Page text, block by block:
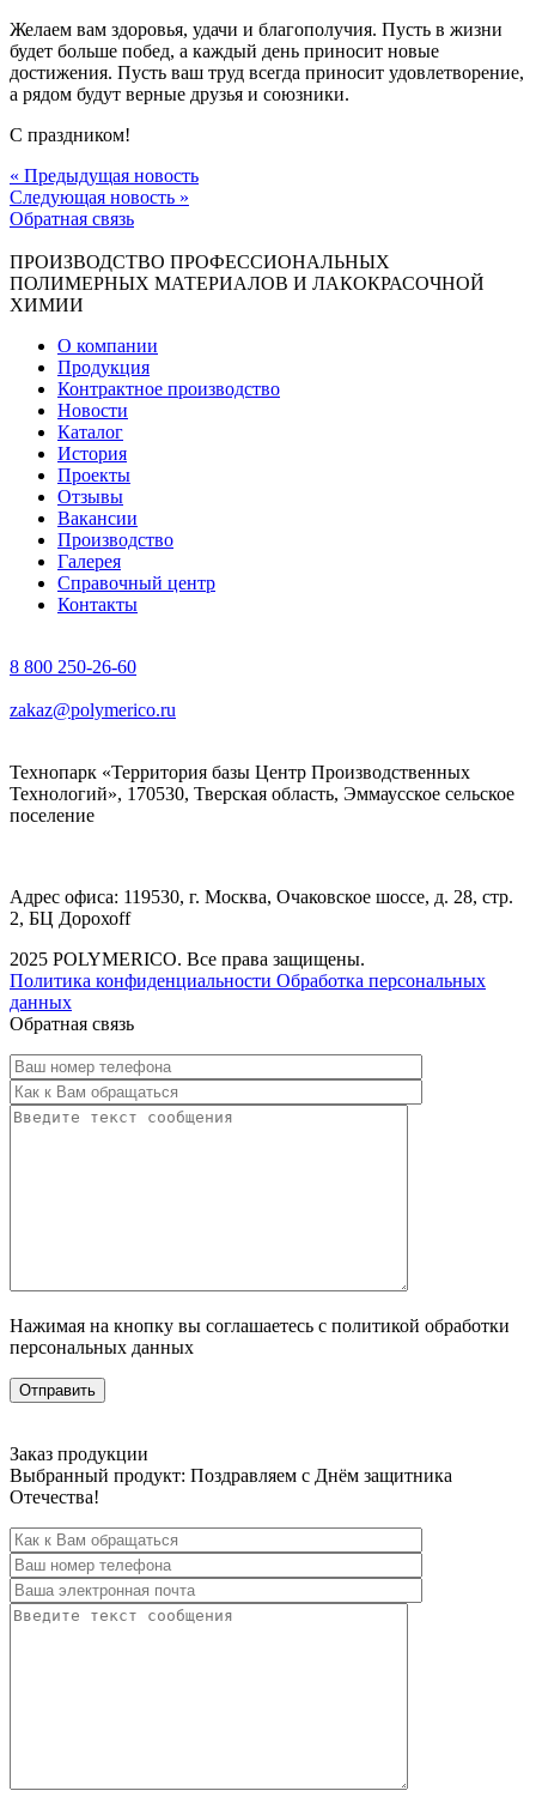
Желаем вам здоровья, удачи и благополучия. Пусть в жизни
будет больше побед, а каждый день приносит новые
достижения. Пусть ваш труд всегда приносит удовлетворение,
а рядом будут верные друзья и союзники.
С праздником!
« Предыдущая новость
Следующая новость »
Обратная связь
ПРОИЗВОДСТВО ПРОФЕССИОНАЛЬНЫХ
ПОЛИМЕРНЫХ МАТЕРИАЛОВ И ЛАКОКРАСОЧНОЙ
ХИМИИ
О компании
Продукция
Контрактное производство
Новости
Каталог
История
Проекты
Отзывы
Вакансии
Производство
Галерея
Справочный центр
Контакты
8 800 250-26-60
zakaz@polymerico.ru
Технопарк «Территория базы Центр Производственных
Технологий», 170530, Тверская область, Эммаусское сельское
поселение
Адрес офиса: 119530, г. Москва, Очаковское шоссе, д. 28, стр.
2, БЦ Дорохоff
2025 POLYMERICO. Все права защищены.
Политика конфиденциальности Обработка персональных
данных
Обратная связь
Нажимая на кнопку вы соглашаетесь с политикой обработки
персональных данных
Заказ продукции
Выбранный продукт: Поздравляем с Днём защитника
Отечества!